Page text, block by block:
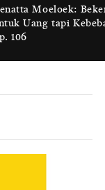
Kala
Tak Lagi Bisa
Moeloek:
Uang tapi
106